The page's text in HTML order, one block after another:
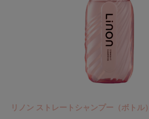
リノン ストレートシャンプー（ボトル）